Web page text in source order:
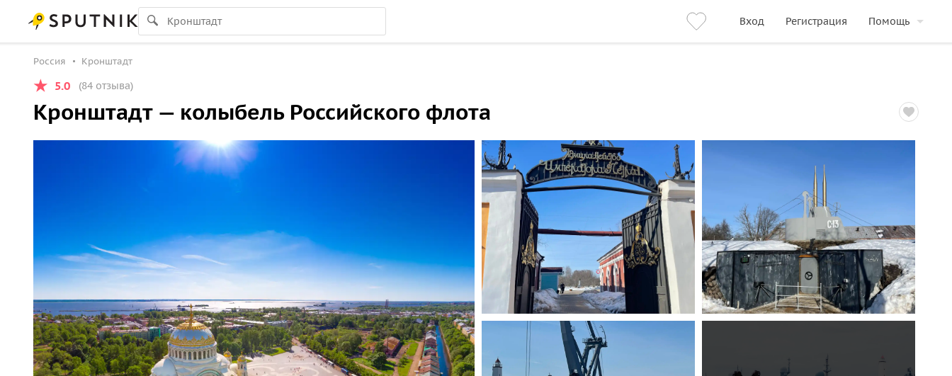
Вход Регистрация Помощь
Россия Кронштадт
5.0 (84 отзыва)
Кронштадт — колыбель Российского флота